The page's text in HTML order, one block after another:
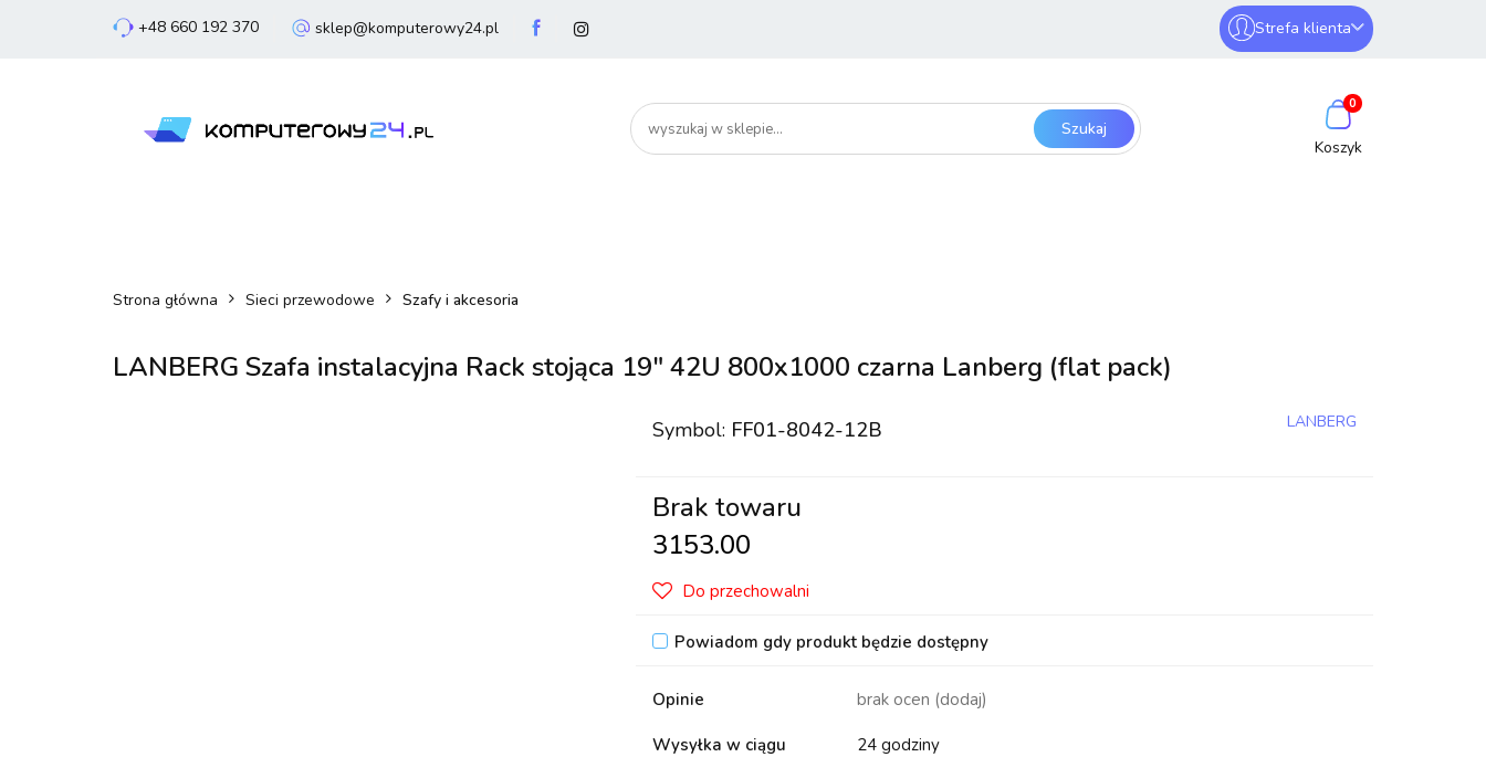
sklep@komputerowy24.pl
+48 660 192 370 Strefa klienta
Zaloguj się
Zarejestruj się
Dodaj zgłoszenie
0
Laptopy Komputery
Smartfony Bezpieczeństwo
Strona główna Sieci przewodowe Szafy i akcesoria
LANBERG Szafa instalacyjna Rack stojąca 19" 42U 800x1000 czarna Lanberg (flat pack)
Symbol: FF01-8042-12B LANBERG
Brak towaru
3153.00
Do przechowalni
Powiadom gdy produkt będzie dostępny
Opinie brak ocen (dodaj)
Wysyłka w ciągu 24 godziny